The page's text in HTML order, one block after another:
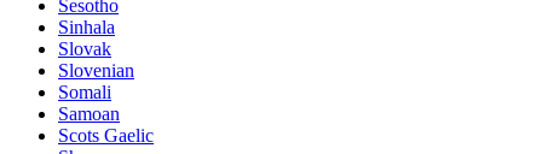
Sesotho
Sinhala
Slovak
Slovenian
Somali
Samoan
Scots Gaelic